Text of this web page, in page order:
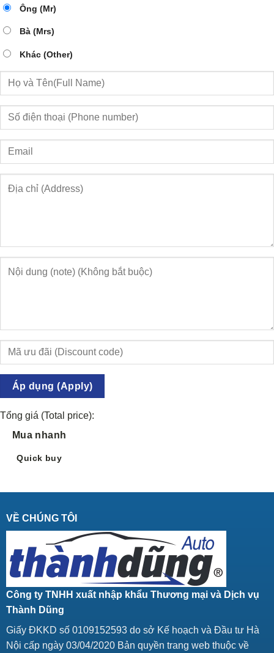
Ông (Mr)
Bà (Mrs)
Khác (Other)
Áp dụng (Apply)
Tổng giá (Total price):
Mua nhanh
Quick buy
VỀ CHÚNG TÔI
Công ty TNHH xuất nhập khẩu Thương mại và Dịch vụ
Thành Dũng
Giấy ĐKKD số 0109152593 do sở Kế hoạch và Đầu tư Hà
Nội cấp ngày 03/04/2020 Bản quyền trang web thuộc về